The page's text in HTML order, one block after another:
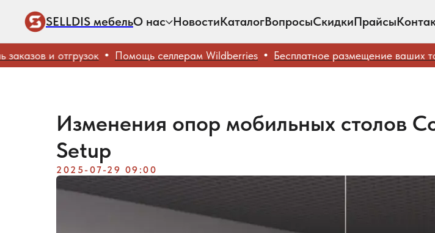
SELLDIS мебельО нас НовостиКаталогВопросыСкидкиПрайсы
и отгрузок Помощь селлерам Wildberries Бесплатное размещение ваших
Изменения опор мобильных столов
Setup
2025-07-29 09:00